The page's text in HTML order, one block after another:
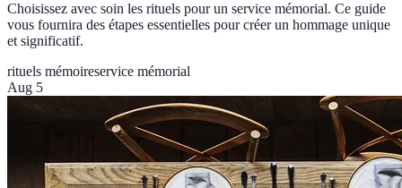
Choisissez avec soin les rituels pour un service mémorial. Ce guide
vous fournira des étapes essentielles pour créer un hommage unique
et significatif.
rituels mémoireservice mémorial
Aug 5